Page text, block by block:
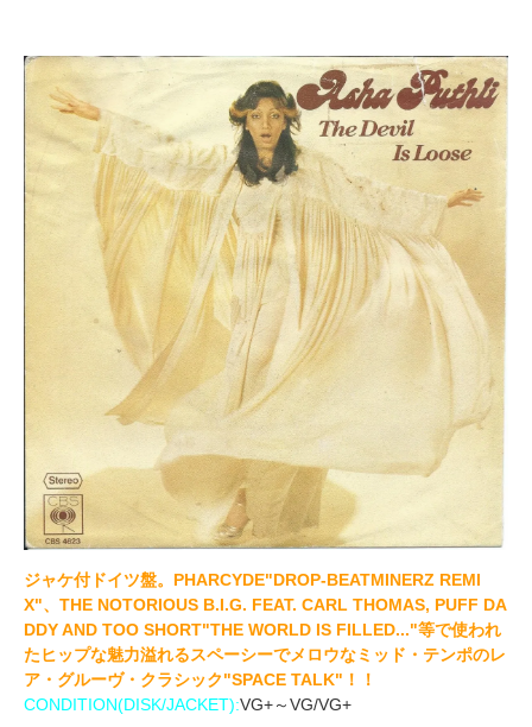
ジャケ付ドイツ盤。PHARCYDE"DROP-BEATMINERZ REMI
X"、THE NOTORIOUS B.I.G. FEAT. CARL THOMAS, PUFF DA
DDY AND TOO SHORT"THE WORLD IS FILLED..."等で使われ
たヒップな魅力溢れるスペーシーでメロウなミッド・テンポのレ
ア・グルーヴ・クラシック"SPACE TALK"！！
CONDITION(DISK/JACKET):VG+～VG/VG+